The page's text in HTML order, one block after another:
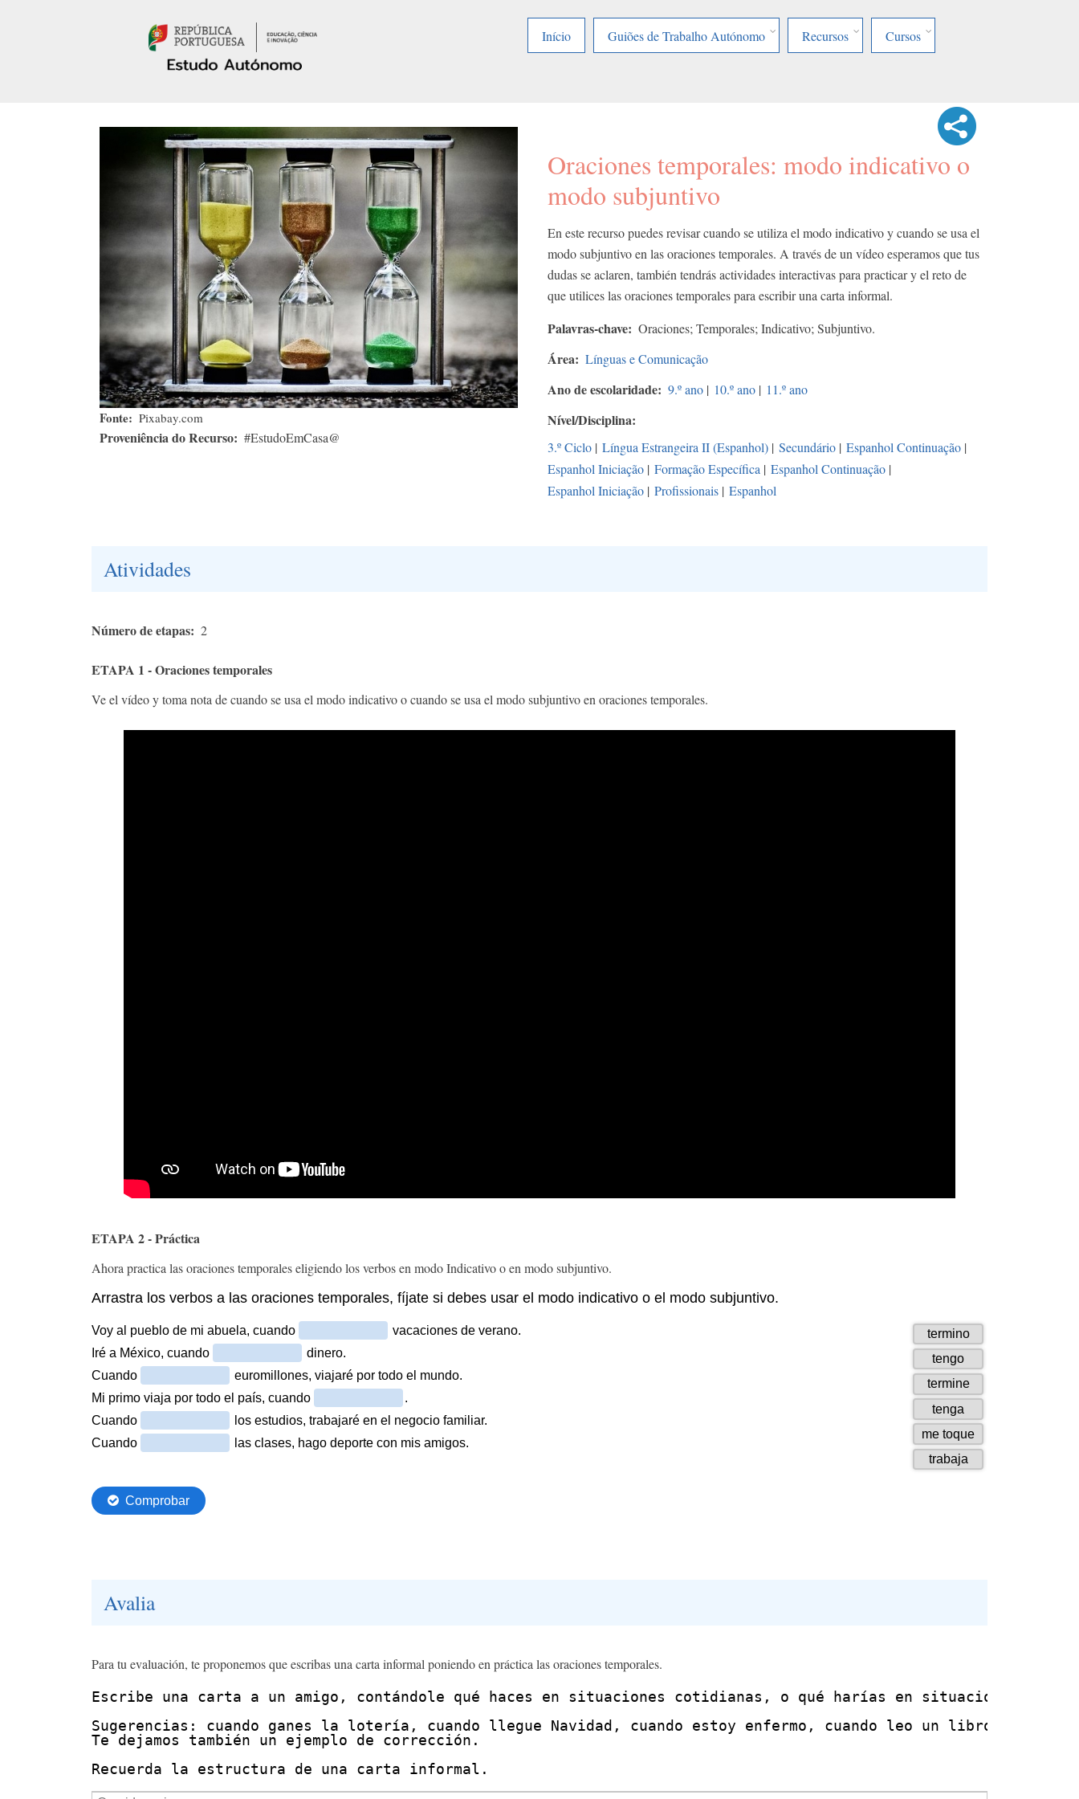
Início
Guiões de Trabalho Autónomo Recursos Cursos
Fonte Pixabay.com
Proveniência do Recurso #EstudoEmCasa@
Oraciones temporales: modo indicativo o
modo subjuntivo
En este recurso puedes revisar cuando se utiliza el modo indicativo y cuando se usa el
modo subjuntivo en las oraciones temporales. A través de un vídeo esperamos que tus
dudas se aclaren, también tendrás actividades interactivas para practicar y el reto de
que utilices las oraciones temporales para escribir una carta informal.
Palavras-chave Oraciones; Temporales; Indicativo; Subjuntivo.
Área Línguas e Comunicação
Ano de escolaridade 9.º ano | 10.º ano | 11.º ano
Nível/Disciplina
3.º Ciclo | Língua Estrangeira II (Espanhol) | Secundário | Espanhol Continuação |
Espanhol Iniciação | Formação Específica | Espanhol Continuação |
Espanhol Iniciação | Profissionais | Espanhol
Atividades
Número de etapas 2
ETAPA 1 - Oraciones temporales
Ve el vídeo y toma nota de cuando se usa el modo indicativo o cuando se usa el modo subjuntivo en oraciones temporales.
ETAPA 2 - Práctica
Ahora practica las oraciones temporales eligiendo los verbos en modo Indicativo o en modo subjuntivo.
Avalia
Para tu evaluación, te proponemos que escribas una carta informal poniendo en práctica las oraciones temporales.